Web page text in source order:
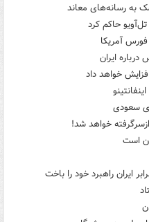
به رسانه‌های معاند
حاکم کرد
آمریکا
ایران
خواهد داد
سعودی
خواهد شد!
است
ایران راهبرد خود را باخت